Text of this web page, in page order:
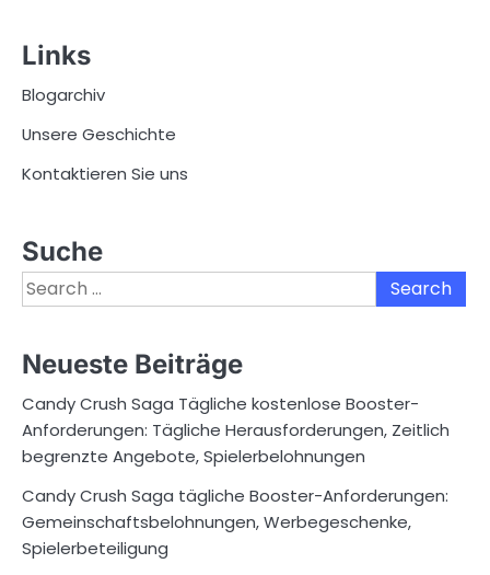
Links
Blogarchiv
Unsere Geschichte
Kontaktieren Sie uns
Suche
Search
for:
Neueste Beiträge
Candy Crush Saga Tägliche kostenlose Booster-
Anforderungen: Tägliche Herausforderungen, Zeitlich
begrenzte Angebote, Spielerbelohnungen
Candy Crush Saga tägliche Booster-Anforderungen:
Gemeinschaftsbelohnungen, Werbegeschenke,
Spielerbeteiligung